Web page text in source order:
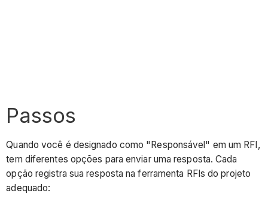
Passos
Quando você é designado como "Responsável" em um RFI,
tem diferentes opções para enviar uma resposta. Cada
opção registra sua resposta na ferramenta RFIs do projeto
adequado: